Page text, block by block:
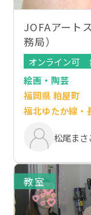
JOFAアート
務局）
オンライン可
絵画・陶芸
福岡県 粕屋町
福北ゆたか線・
松尾まさ
教室